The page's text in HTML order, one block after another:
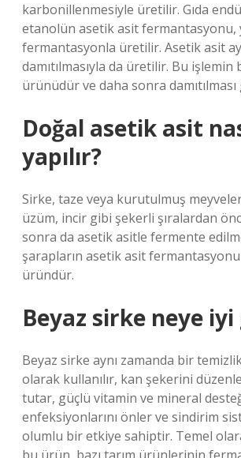
karbonillenmesiyle üretilir. Gıda
etanolün asetik asit fermantasyonu,
fermantasyonla üretilir. Asetik asit
damıtılmasıyla da üretilir. Bu işlemin
ürünüdür ve daha sonra
Doğal asetik asit
yapılır?
Sirke, taze veya kurutulmuş
üzüm, incir gibi şekerli şıralardan
sonra da asetik asitle fermente
şarapların asetik asit
üründür.
Beyaz sirke neye iyi
Beyaz sirke aynı zamanda bir
olarak kullanılır, kan şekerini
tutar, güçlü vitamin ve mineral
enfeksiyonlarını önler ve sindirim
olumlu bir etkiye sahiptir. Temel